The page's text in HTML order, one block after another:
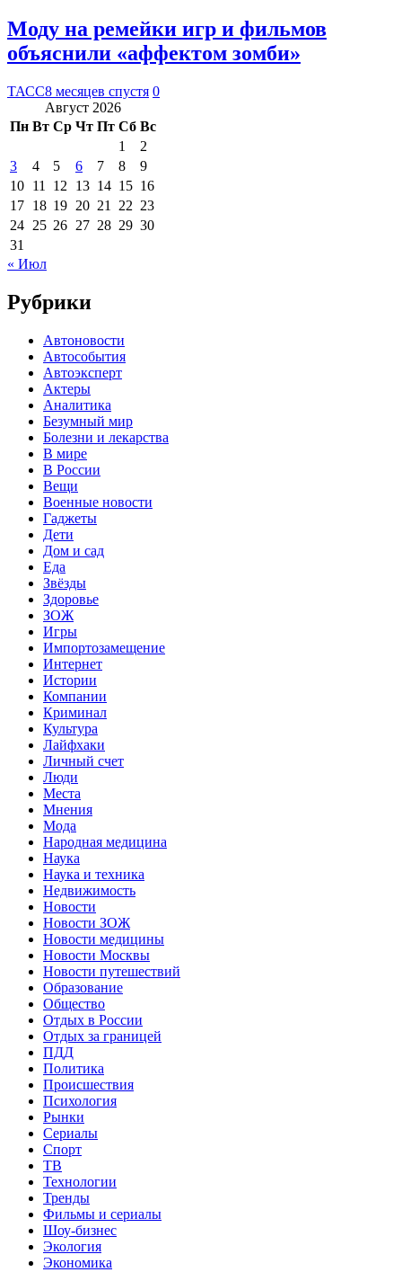
Моду на ремейки игр и фильмов
объяснили «аффектом зомби»
ТАСС8 месяцев спустя 0
Август 2026
Пн Вт Ср Чт Пт Сб Вс
1
2
3
4 5 6 7 8
9
10 11 12 13 14 15 16
17 18 19 20 21 22 23
24 25 26 27 28 29 30
31
« Июл
Рубрики
Автоновости
Автособытия
Автоэксперт
Актеры
Аналитика
Безумный мир
Болезни и лекарства
В мире
В России
Вещи
Военные новости
Гаджеты
Дети
Дом и сад
Еда
Звёзды
Здоровье
ЗОЖ
Игры
Импортозамещение
Интернет
Истории
Компании
Криминал
Культура
Лайфхаки
Личный счет
Люди
Места
Мнения
Мода
Народная медицина
Наука
Наука и техника
Недвижимость
Новости
Новости ЗОЖ
Новости медицины
Новости Москвы
Новости путешествий
Образование
Общество
Отдых в России
Отдых за границей
ПДД
Политика
Происшествия
Психология
Рынки
Сериалы
Спорт
ТВ
Технологии
Тренды
Фильмы и сериалы
Шоу-бизнес
Экология
Экономика